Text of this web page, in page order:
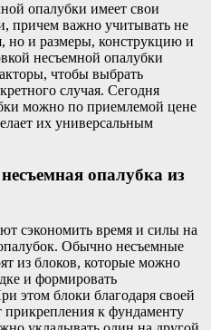
опалубки имеет свои
причем важно учитывать не
но и размеры, конструкцию и
несъемной опалубки
чтобы выбрать
случая. Сегодня
можно по приемлемой цене
их универсальным
опалубка из
сэкономить время и силы на
Обычно несъемные
из блоков, которые можно
и формировать
этом блоки благодаря своей
прикрепления к фундаменту